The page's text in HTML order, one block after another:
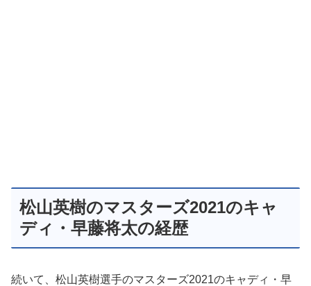
松山英樹のマスターズ2021のキャ
ディ・早藤将太の経歴
続いて、松山英樹選手のマスターズ2021のキャディ・早